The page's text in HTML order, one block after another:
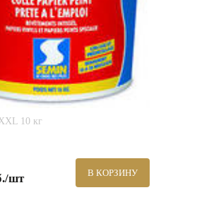
10 кг
шт В КОРЗИНУ